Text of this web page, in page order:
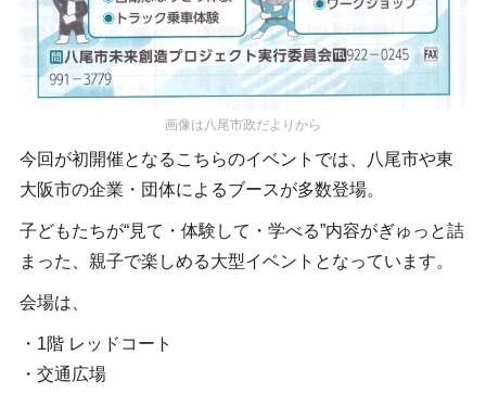
画像は八尾市政だよりから
今回が初開催となるこちらのイベントでは、八尾市や東
大阪市の企業・団体によるブースが多数登場。
子どもたちが“見て・体験して・学べる”内容がぎゅっと詰
まった、親子で楽しめる大型イベントとなっています。
会場は、
・1階 レッドコート
・交通広場